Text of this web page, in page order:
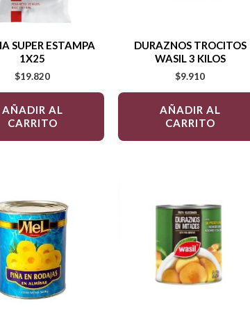
SUPER ESTAMPA
1X25
$19.820
AÑADIR AL
CARRITO
DURAZNOS TROCITOS
WASIL 3 KILOS
$9.910
AÑADIR AL
CARRITO